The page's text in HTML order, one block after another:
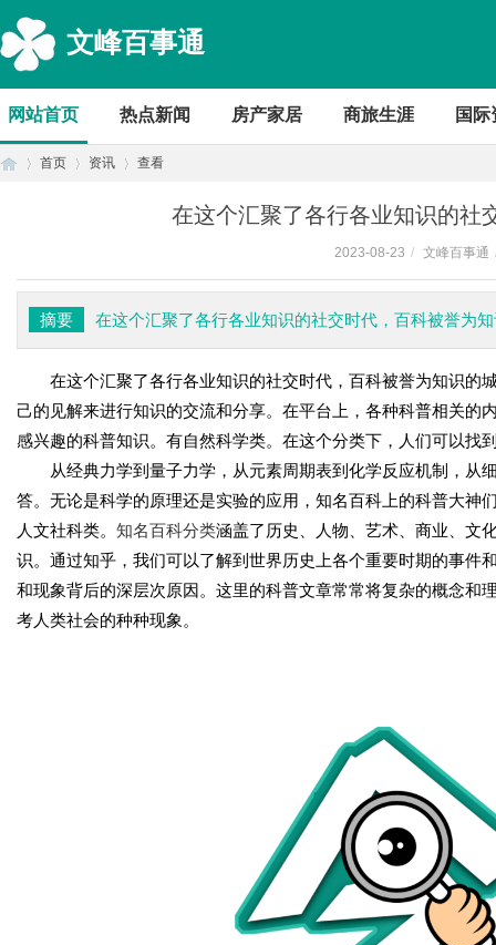
文峰百事通
网站首页 热点新闻 房产家居 商旅生涯 国际
首页 资讯 查看
在这个汇聚了各行各业知识的社
2023-08-23 / 文峰百事通
摘要 在这个汇聚了各行各业知识的社交时代，百科被誉为
在这个汇聚了各行各业知识的社交时代，百科被誉为知识的
己的见解来进行知识的交流和分享。在平台上，各种科普相关的
感兴趣的科普知识。有自然科学类。在这个分类下，人们可以找
从经典力学到量子力学，从元素周期表到化学反应机制，
答。无论是科学的原理还是实验的应用，知名百科上的科普大神
人文社科类。 知名百科分类涵盖了历史、人物、艺术、商业、文
识。通过知乎，我们可以了解到世界历史上各个重要时期的事件
和现象背后的深层次原因。这里的科普文章常常将复杂的概念和
考人类社会的种种现象。